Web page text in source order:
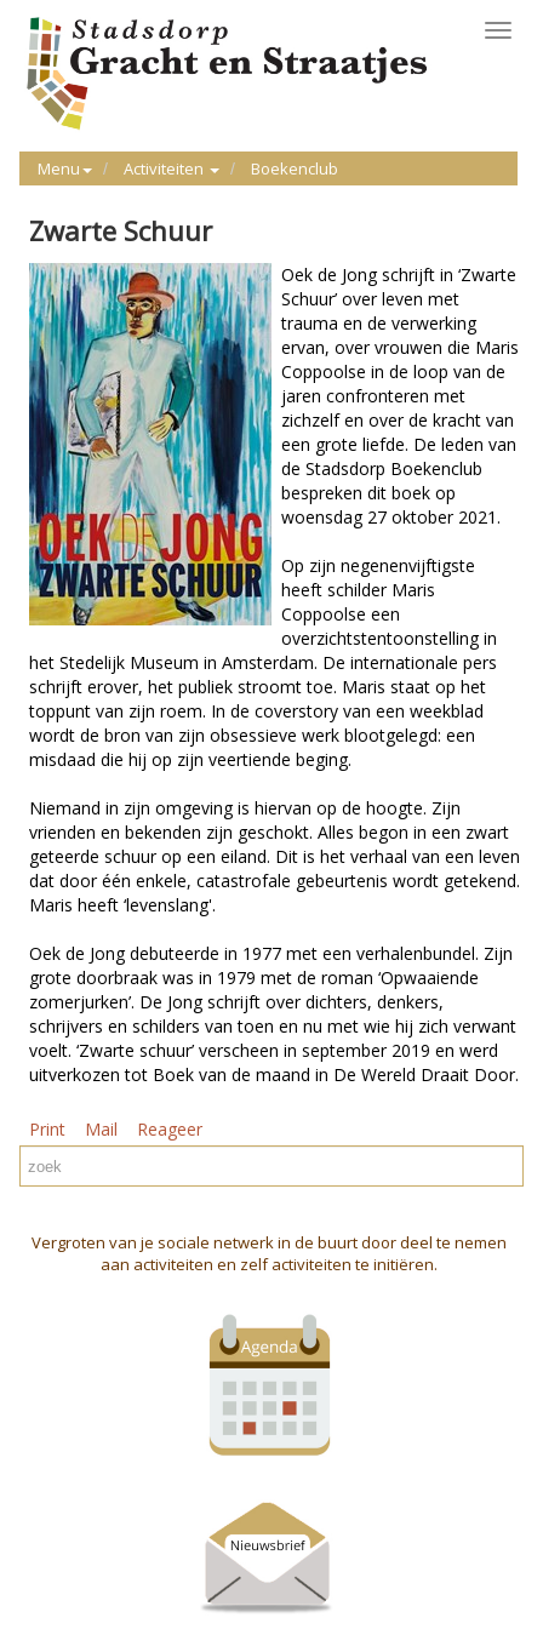
Menu Activiteiten Boekenclub
Zwarte Schuur
Oek de Jong schrijft in ‘Zwarte
Schuur’ over leven met
trauma en de verwerking
ervan, over vrouwen die Maris
Coppoolse in de loop van de
jaren confronteren met
zichzelf en over de kracht van
een grote liefde. De leden van
de Stadsdorp Boekenclub
bespreken dit boek op
woensdag 27 oktober 2021.
Op zijn negenenvijftigste
heeft schilder Maris
Coppoolse een
overzichtstentoonstelling in
het Stedelijk Museum in Amsterdam. De internationale pers
schrijft erover, het publiek stroomt toe. Maris staat op het
toppunt van zijn roem. In de coverstory van een weekblad
wordt de bron van zijn obsessieve werk blootgelegd: een
misdaad die hij op zijn veertiende beging.
Niemand in zijn omgeving is hiervan op de hoogte. Zijn
vrienden en bekenden zijn geschokt. Alles begon in een zwart
geteerde schuur op een eiland. Dit is het verhaal van een leven
dat door één enkele, catastrofale gebeurtenis wordt getekend.
Maris heeft ‘levenslang'.
Oek de Jong debuteerde in 1977 met een verhalenbundel. Zijn
grote doorbraak was in 1979 met de roman ‘Opwaaiende
zomerjurken’. De Jong schrijft over dichters, denkers,
schrijvers en schilders van toen en nu met wie hij zich verwant
voelt. ‘Zwarte schuur’ verscheen in september 2019 en werd
uitverkozen tot Boek van de maand in De Wereld Draait Door.
Print Mail Reageer
Vergroten van je sociale netwerk in de buurt door deel te nemen
aan activiteiten en zelf activiteiten te initiëren.